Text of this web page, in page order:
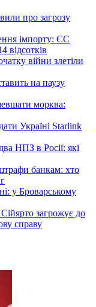
про загрозу
імпорту: ЄС
відсотків
війни злетіли
на паузу
морква:
Україні Starlink
НПЗ в Росії: які
банкам: хто
у Броварському
загрожує до
справу